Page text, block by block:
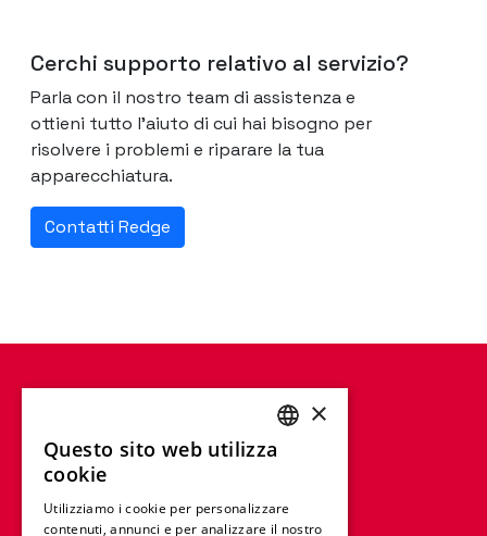
Cerchi supporto relativo al servizio?
Parla con il nostro team di assistenza e
ottieni tutto l'aiuto di cui hai bisogno per
risolvere i problemi e riparare la tua
apparecchiatura.
Contatti Redge
GERMAN
×
Questo sito web utilizza
cookie
Utilizziamo i cookie per personalizzare
contenuti, annunci e per analizzare il nostro